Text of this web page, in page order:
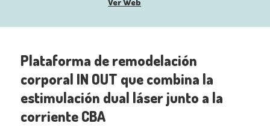
Plataforma de remodelación
corporal IN OUT que combina la
estimulación dual láser junto a la
corriente CBA